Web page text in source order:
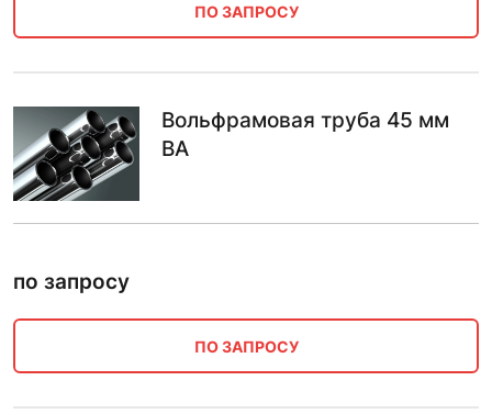
ПО ЗАПРОСУ
Вольфрамовая труба 45 мм
ВА
по запросу
ПО ЗАПРОСУ